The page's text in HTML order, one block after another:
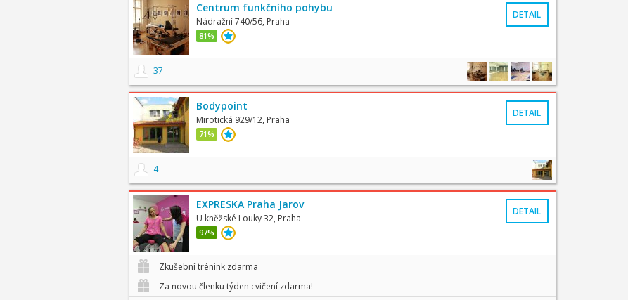
Centrum funkčního pohybu
Nádražní 740/56, Praha
81%
DETAIL
37
Bodypoint
Mirotická 929/12, Praha
71%
DETAIL
4
EXPRESKA Praha Jarov
U kněžské Louky 32, Praha
97%
DETAIL
Zkušební trénink zdarma
Za novou členku týden cvičení zdarma!